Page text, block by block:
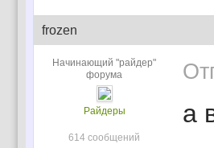
frozen
Начинающий "райдер"
форума
Райдеры
614 сообщений
а